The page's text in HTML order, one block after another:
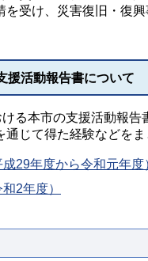
受け、災害復旧・復
援活動報告書について
る本市の支援活動報告
じて得た経験などをま
29年度から令和元年度
2年度）